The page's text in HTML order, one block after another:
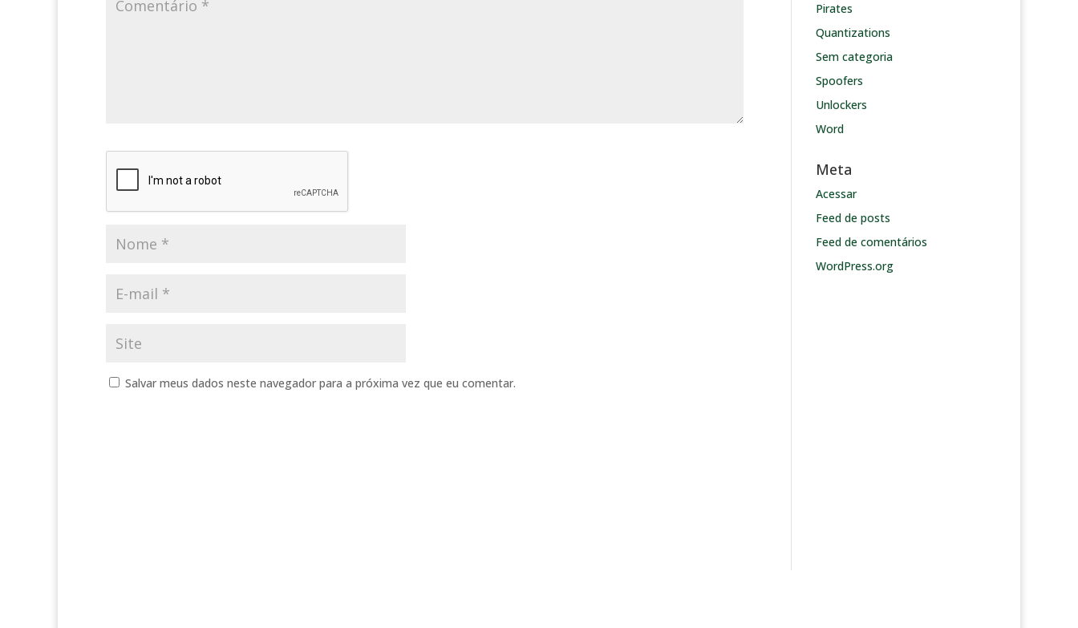
Salvar meus dados neste navegador para a próxima vez que eu comentar.
Pirates
Quantizations
Sem categoria
Spoofers
Unlockers
Word
Meta
Acessar
Feed de posts
Feed de comentários
WordPress.org